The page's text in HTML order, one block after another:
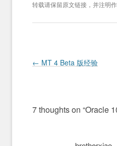
转载请保留原文链接，并注明作
Post navigation
← MT 4 Beta 版经验
7 thoughts on “Oracle